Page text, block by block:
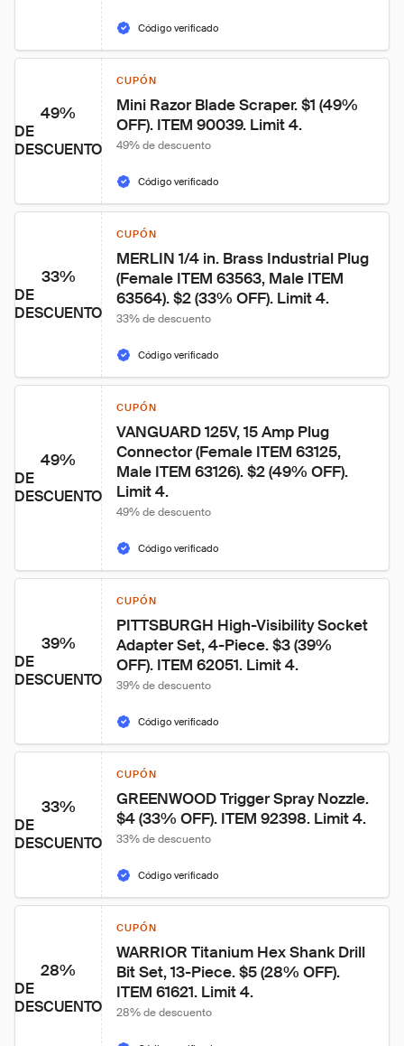
Código verificado
49%
DE
DESCUENTO
CUPÓN
Mini Razor Blade Scraper. $1 (49%
OFF). ITEM 90039. Limit 4.
49% de descuento
Código verificado
33%
DE
DESCUENTO
CUPÓN
MERLIN 1/4 in. Brass Industrial Plug
(Female ITEM 63563, Male ITEM
63564). $2 (33% OFF). Limit 4.
33% de descuento
Código verificado
49%
DE
DESCUENTO
CUPÓN
VANGUARD 125V, 15 Amp Plug
Connector (Female ITEM 63125,
Male ITEM 63126). $2 (49% OFF).
Limit 4.
49% de descuento
Código verificado
39%
DE
DESCUENTO
CUPÓN
PITTSBURGH High-Visibility Socket
Adapter Set, 4-Piece. $3 (39%
OFF). ITEM 62051. Limit 4.
39% de descuento
Código verificado
33%
DE
DESCUENTO
CUPÓN
GREENWOOD Trigger Spray Nozzle.
$4 (33% OFF). ITEM 92398. Limit 4.
33% de descuento
Código verificado
28%
DE
DESCUENTO
CUPÓN
WARRIOR Titanium Hex Shank Drill
Bit Set, 13-Piece. $5 (28% OFF).
ITEM 61621. Limit 4.
28% de descuento